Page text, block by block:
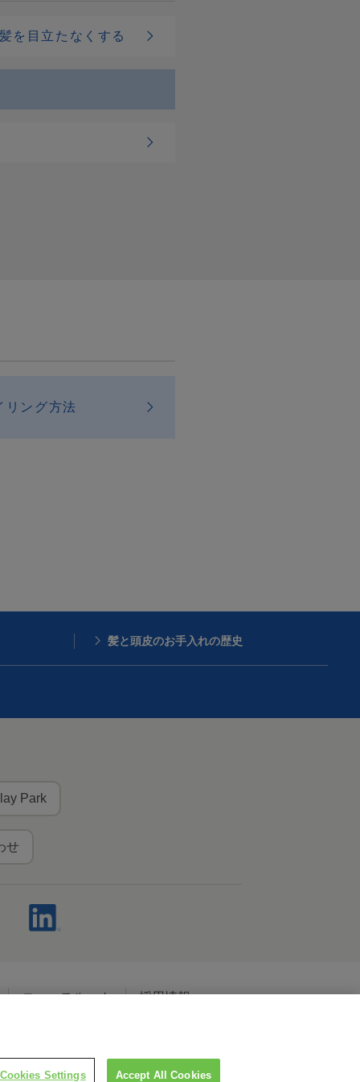
を目立たなくする
リング方法
髪と頭皮のお手入れの歴史
Park
せ
ニュースルーム 採用情報
Cookies Settings Accept All Cookies